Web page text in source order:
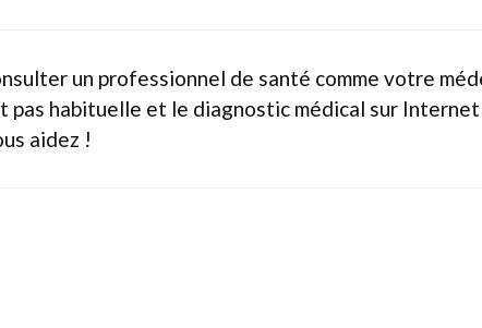
un professionnel de santé comme votre
pas habituelle et le diagnostic médical sur Internet
aidez !